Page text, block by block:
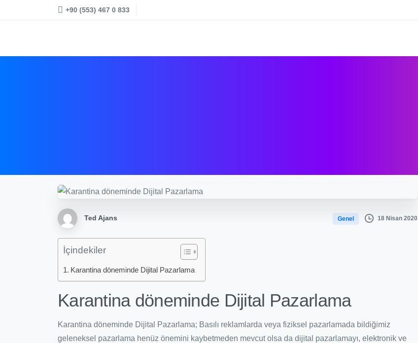
+90 (553) 467 0 833
Ted Ajans Genel 18 Nisan 2020
İçindekiler
Karantina döneminde Dijital Pazarlama
Karantina döneminde Dijital Pazarlama
Karantina döneminde Dijital Pazarlama; Basılı reklamlarda veya fiziksel pazarlamada bildiğimiz
geleneksel pazarlama henüz önemini kaybetmeden mevcut olsa da dijital pazarlamayı, elektronik ve